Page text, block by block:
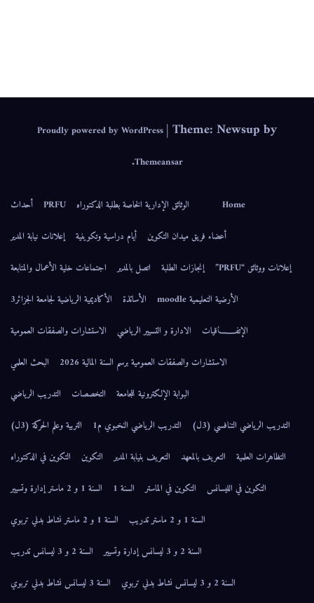
Proudly powered by WordPress |Theme: Newsup by
Themeansar
.
Home الوثائق الإدارية الخاصة بطلبة الدكتوراه PRFU
أحداث
أعضاء فريق ميدان التكوين
أيام دراسية وتكوينية
إعلانات نيابة المدير
إعلانات ووثائق “PRFU”
إنجازات الطلبة اتصل بالمدير
اجتماعات خلية الأعمال والمتابعة
الأرضية التعليمية moodle
الأساتذة
الأكاديمية الرياضية لجامعة الجزائر3
الإتفــــــاقيات
الادارة و التسيير الرياضي
الاستشارات والصفقات العمومية
الاستشارات والصفقات العمومية برسم السنة المالية 2026
البحث العلمي
البوابة الإلكترونية للجامعة
التخصصات
التدريب الرياضي
التدريب الرياضي التنافسي (3ل)
التدريب الرياضي النخبوي م1
التربية وعلم الحركة (3ل)
التظاهرات العلمية
التعريف بالمعهد التعريف بنيابة المدير التكوين
التكوين في الدكتوراه
التكوين في الليسانس
التكوين في الماستر السنة 1
السنة 1 و 2 ماستر إدارة وتسيير
السنة 1 و 2 ماستر تدريب
السنة 1 و 2 ماستر نشاط بدني تربوي
السنة 2 و 3 ليسانس إدارة وتسيير
السنة 2 و 3 ليسانس تدريب
السنة 2 و 3 ليسانس نشاط بدني تربوي
السنة 3 ليسانس نشاط بدني تربوي